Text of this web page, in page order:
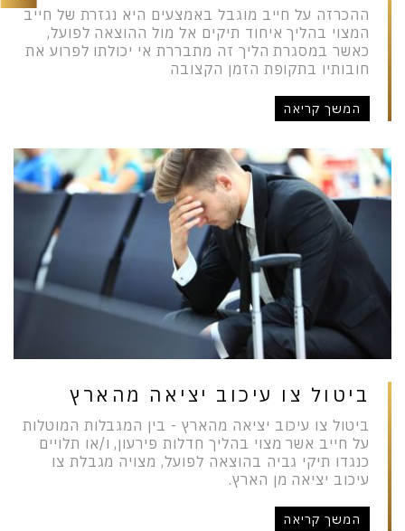
ההכרזה על חייב מוגבל באמצעים היא נגזרת של חייב
המצוי בהליך איחוד תיקים אל מול ההוצאה לפועל,
כאשר במסגרת הליך זה מתבררת אי יכולתו לפרוע את
חובותיו בתקופת הזמן הקצובה
המשך קריאה
ביטול צו עיכוב יציאה מהארץ
ביטול צו עיכוב יציאה מהארץ - בין המגבלות המוטלות
על חייב אשר מצוי בהליך חדלות פירעון, ו/או תלויים
כנגדו תיקי גביה בהוצאה לפועל, מצויה מגבלת צו
עיכוב יציאה מן הארץ.
המשך קריאה